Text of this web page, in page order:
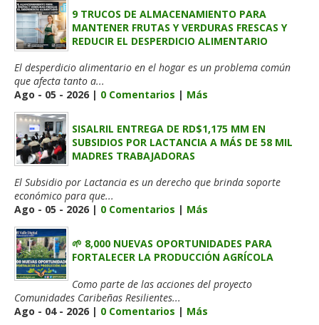
9 TRUCOS DE ALMACENAMIENTO PARA
MANTENER FRUTAS Y VERDURAS FRESCAS Y
REDUCIR EL DESPERDICIO ALIMENTARIO
El desperdicio alimentario en el hogar es un problema común
que afecta tanto a...
Ago - 05 - 2026 | 0 Comentarios | Más
SISALRIL ENTREGA DE RD$1,175 MM EN
SUBSIDIOS POR LACTANCIA A MÁS DE 58 MIL
MADRES TRABAJADORAS
El Subsidio por Lactancia es un derecho que brinda soporte
económico para que...
Ago - 05 - 2026 | 0 Comentarios | Más
🌱 8,000 NUEVAS OPORTUNIDADES PARA
FORTALECER LA PRODUCCIÓN AGRÍCOLA
Como parte de las acciones del proyecto
Comunidades Caribeñas Resilientes...
Ago - 04 - 2026 | 0 Comentarios | Más